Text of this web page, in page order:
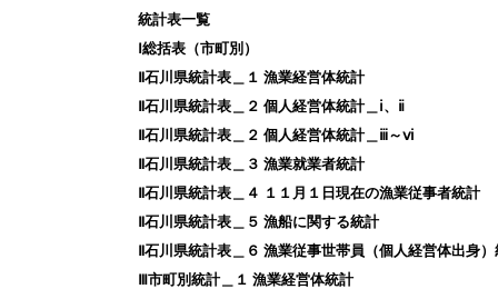
統計表一覧
Ⅰ総括表（市町別）
Ⅱ石川県統計表＿１ 漁業経営体統計
Ⅱ石川県統計表＿２ 個人経営体統計＿ⅰ、ⅱ
Ⅱ石川県統計表＿２ 個人経営体統計＿ⅲ～ⅵ
Ⅱ石川県統計表＿３ 漁業就業者統計
Ⅱ石川県統計表＿４ １１月１日現在の漁業従事者統計
Ⅱ石川県統計表＿５ 漁船に関する統計
Ⅱ石川県統計表＿６ 漁業従事世帯員（個人経営体出身
Ⅲ市町別統計＿１ 漁業経営体統計